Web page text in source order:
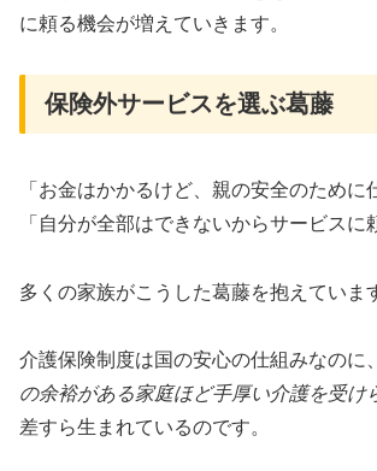
に頼る機会が増えていきます。
保険外サービスを選ぶ葛藤
「お金はかかるけど、親の安全のために
「自分が全部はできないからサービスに
多くの家族がこうした葛藤を抱えていま
介護保険制度は国の安心の仕組みなのに
の余裕がある家庭ほど手厚い介護を受け
差すら生まれているのです。